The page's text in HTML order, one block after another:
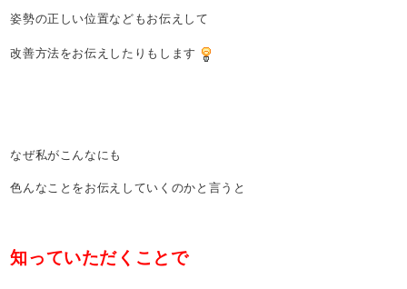
姿勢の正しい位置などもお伝えして
改善方法をお伝えしたりもします
なぜ私がこんなにも
色んなことをお伝えしていくのかと言うと
知っていただくことで